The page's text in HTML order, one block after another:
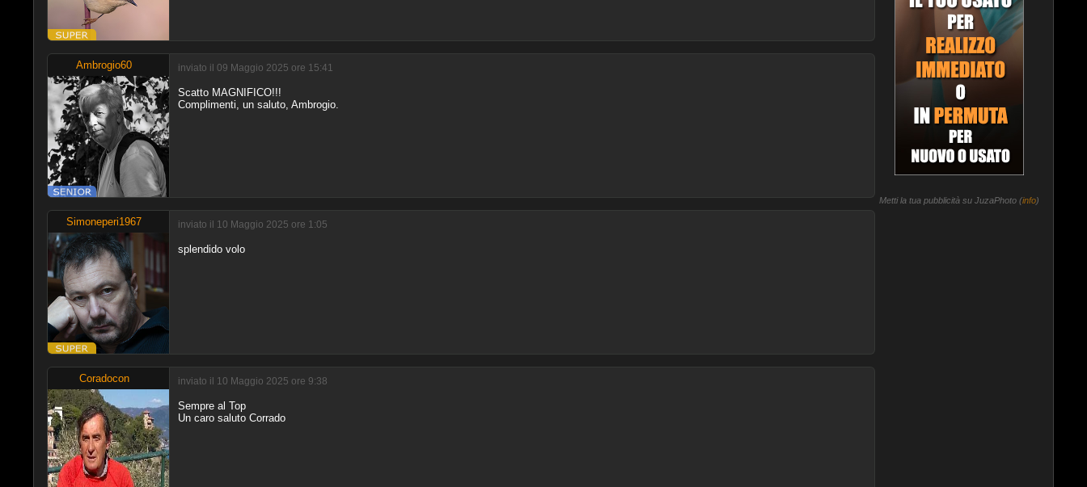
Ambrogio60 inviato il 09 Maggio 2025 ore 15:41
Scatto MAGNIFICO!!!
Complimenti, un saluto, Ambrogio.
Simoneperi1967 inviato il 10 Maggio 2025 ore 1:05
splendido volo
Coradocon inviato il 10 Maggio 2025 ore 9:38
Sempre al Top
Un caro saluto Corrado
Metti la tua pubblicità su JuzaPhoto (info)